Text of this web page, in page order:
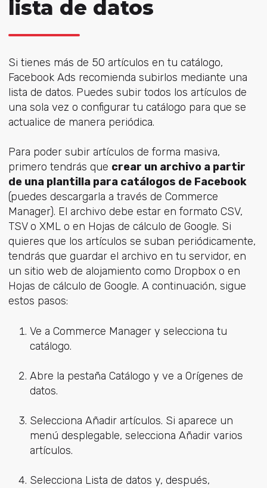
lista de datos
Si tienes más de 50 artículos en tu catálogo,
Facebook Ads recomienda subirlos mediante una
lista de datos. Puedes subir todos los artículos de
una sola vez o configurar tu catálogo para que se
actualice de manera periódica.
Para poder subir artículos de forma masiva,
primero tendrás que crear un archivo a partir
de una plantilla para catálogos de Facebook
(puedes descargarla a través de Commerce
Manager). El archivo debe estar en formato CSV,
TSV o XML o en Hojas de cálculo de Google. Si
quieres que los artículos se suban periódicamente,
tendrás que guardar el archivo en tu servidor, en
un sitio web de alojamiento como Dropbox o en
Hojas de cálculo de Google. A continuación, sigue
estos pasos:
Ve a Commerce Manager y selecciona tu
catálogo.
Abre la pestaña Catálogo y ve a Orígenes de
datos.
Selecciona Añadir artículos. Si aparece un
menú desplegable, selecciona Añadir varios
artículos.
Selecciona Lista de datos y, después,